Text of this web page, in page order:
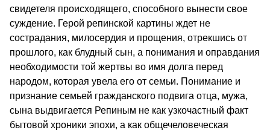
свидетеля происходящего, способного вынести свое
суждение. Герой репинской картины ждет не
сострадания, милосердия и прощения, отрекшись от
прошлого, как блудный сын, а понимания и оправдания
необходимости той жертвы во имя долга перед
народом, которая увела его от семьи. Понимание и
признание семьей гражданского подвига отца, мужа,
сына выдвигается Репиным не как узкочастный факт
бытовой хроники эпохи, а как общечеловеческая